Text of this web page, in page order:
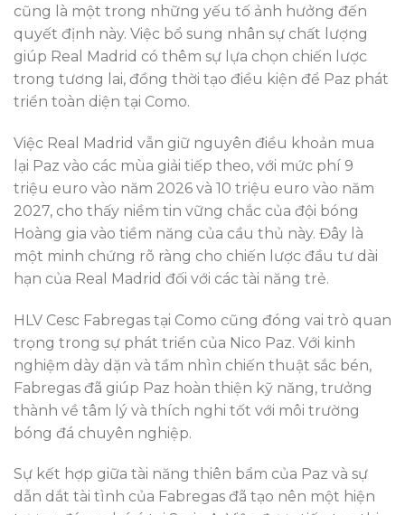
cũng là một trong những yếu tố ảnh hưởng đến
quyết định này. Việc bổ sung nhân sự chất lượng
giúp Real Madrid có thêm sự lựa chọn chiến lược
trong tương lai, đồng thời tạo điều kiện để Paz phát
triển toàn diện tại Como.
Việc Real Madrid vẫn giữ nguyên điều khoản mua
lại Paz vào các mùa giải tiếp theo, với mức phí 9
triệu euro vào năm 2026 và 10 triệu euro vào năm
2027, cho thấy niềm tin vững chắc của đội bóng
Hoàng gia vào tiềm năng của cầu thủ này. Đây là
một minh chứng rõ ràng cho chiến lược đầu tư dài
hạn của Real Madrid đối với các tài năng trẻ.
HLV Cesc Fabregas tại Como cũng đóng vai trò quan
trọng trong sự phát triển của Nico Paz. Với kinh
nghiệm dày dặn và tầm nhìn chiến thuật sắc bén,
Fabregas đã giúp Paz hoàn thiện kỹ năng, trưởng
thành về tâm lý và thích nghi tốt với môi trường
bóng đá chuyên nghiệp.
Sự kết hợp giữa tài năng thiên bẩm của Paz và sự
dẫn dắt tài tình của Fabregas đã tạo nên một hiện